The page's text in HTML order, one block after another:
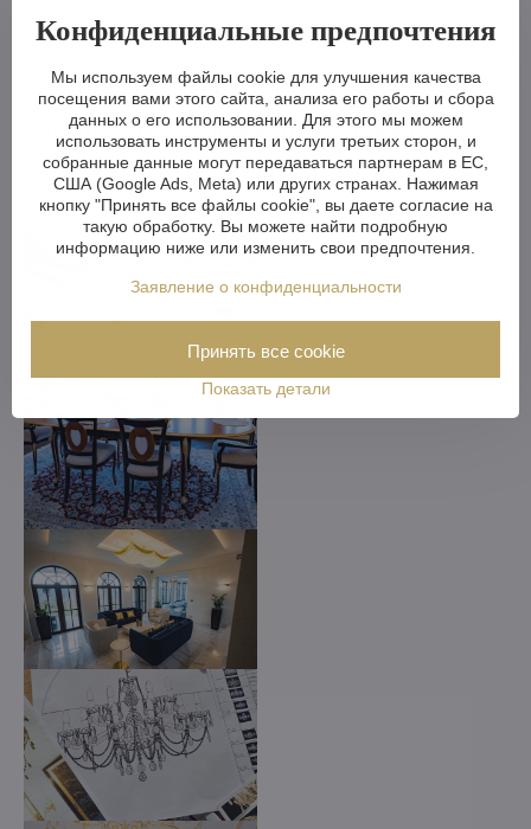
Любая хрустальная люстра в
нашем предложении может быть
изготовлена на заказ для вас
Конфиденциальные предпочтения
Мы используем файлы cookie для улучшения качества
посещения вами этого сайта, анализа его работы и сбора
данных о его использовании. Для этого мы можем
использовать инструменты и услуги третьих сторон, и
собранные данные могут передаваться партнерам в ЕС,
США (Google Ads, Meta) или других странах. Нажимая
кнопку "Принять все файлы cookie", вы даете согласие на
такую обработку. Вы можете найти подробную
информацию ниже или изменить свои предпочтения.
Заявление о конфиденциальности
Показать детали
Принять все cookie